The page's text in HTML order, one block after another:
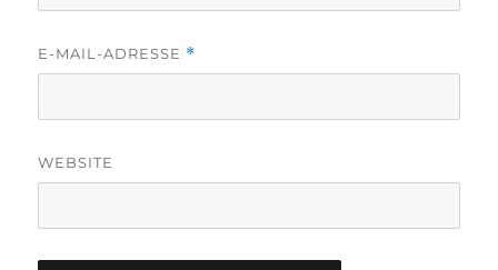
E-MAIL-ADRESSE *
WEBSITE